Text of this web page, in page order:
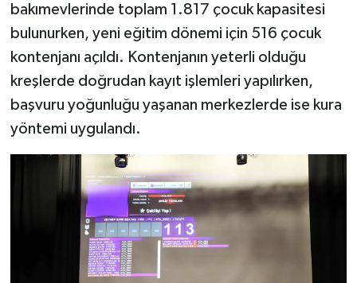
bakımevlerinde toplam 1.817 çocuk kapasitesi
bulunurken, yeni eğitim dönemi için 516 çocuk
kontenjanı açıldı. Kontenjanın yeterli olduğu
kreşlerde doğrudan kayıt işlemleri yapılırken,
başvuru yoğunluğu yaşanan merkezlerde ise kura
yöntemi uygulandı.